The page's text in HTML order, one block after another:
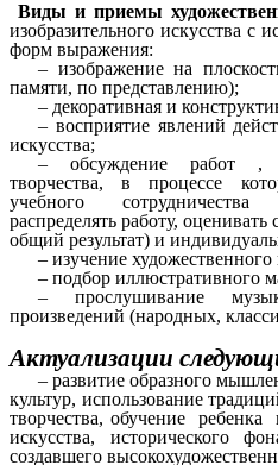
Виды и приемы
изобразительного искусства с
форм выражения:
– изображение на
памяти, по представлению);
– декоративная и
– восприятие явлений
искусства;
– обсуждение работ ,
творчества, в процессе
учебного сотрудничества
распределять работу, оценивать
общий результат) и
– изучение художественного
– подбор иллюстративного
– прослушивание
произведений (народных,
Актуализации
– развитие образного
культур, использование
творчества, обучение
искусства, исторического
создавшего